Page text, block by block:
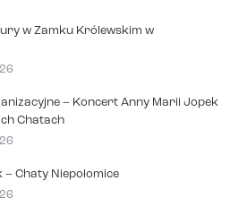
w Zamku Królewskim w
– Koncert Anny Marii Jopek
Chatach
– Chaty Niepołomice